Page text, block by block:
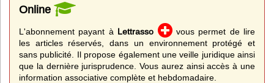
Nous contacter
Online
L'abonnement payant à Lettrasso
vous permet de lire
les articles réservés, dans un environnement protégé et
sans publicité. Il propose également une veille juridique ainsi
que la dernière jurisprudence. Vous aurez ainsi accès à une
information associative complète et hebdomadaire.